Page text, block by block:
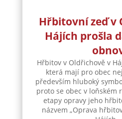
Hřbitovní zeď v
Hájích prošla
Hřbitov v Oldřichově v
která mají pro obec
především hluboký
proto se obec v loňském
etapy opravy jeho
názvem „Oprava